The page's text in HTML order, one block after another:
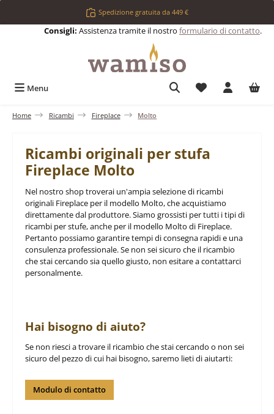
Passa al contenuto principaleSpedizione gratuita da 449 €
Consigli: Assistenza tramite il nostro formulario di contatto.
Menu Hai 0 articoli
Home Ricambi Fireplace Molto
Ricambi originali per stufa
Fireplace Molto
Nel nostro shop troverai un'ampia selezione di ricambi
originali Fireplace per il modello Molto, che acquistiamo
direttamente dal produttore. Siamo grossisti per tutti i tipi di
ricambi per stufe, anche per il modello Molto di Fireplace.
Pertanto possiamo garantire tempi di consegna rapidi e una
consulenza professionale. Se non sei sicuro che il ricambio
che stai cercando sia quello giusto, non esitare a contattarci
personalmente.
Hai bisogno di aiuto?
Se non riesci a trovare il ricambio che stai cercando o non sei
sicuro del pezzo di cui hai bisogno, saremo lieti di aiutarti:
Modulo di contatto